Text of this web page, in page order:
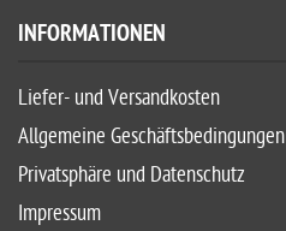
INFORMATIONEN
Liefer- und Versandkosten
Allgemeine Geschäftsbedingungen
Privatsphäre und Datenschutz
Impressum